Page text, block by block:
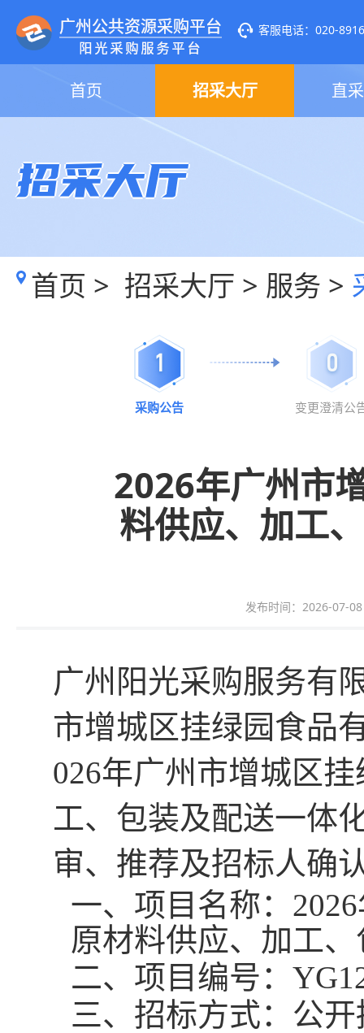
客服电话：020-
首页 招采大厅 直
招采大厅
首页 > 招采大厅 > 服务 >
1
采购公告
0
变更澄清公
2026年广州市
料供应、加工
发布时间：2026-07-
广州阳光采购服务有
市增城区挂绿园食品
026年广州市增城区
工、包装及配送一体
审、推荐及招标人确
一、 项目名称：
原材料供应、加工
二、 项目编号：
三、 招标方式： 公